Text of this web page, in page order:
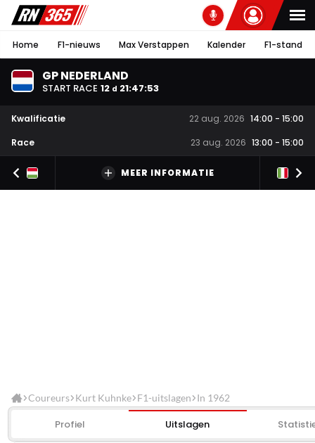
Home F1-nieuws Max Verstappen Kalender F1-stand
GP NEDERLAND
START RACE 12 d 21:47:53
Kwalificatie 22 aug. 2026 14:00 - 15:00
Race
23 aug. 2026 13:00 - 15:00
MEER INFORMATIE
Coureurs Kurt Kuhnke F1-uitslagen In 1962
Profiel Uitslagen